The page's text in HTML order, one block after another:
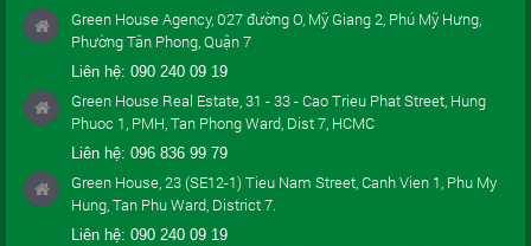
Green House Agency, 027 đường O, Mỹ Giang 2, Phú Mỹ Hưng,
Phường Tân Phong, Quận 7
Liên hệ: 090 240 09 19
Green House Real Estate, 31 - 33 - Cao Trieu Phat Street, Hung
Phuoc 1, PMH, Tan Phong Ward, Dist 7, HCMC
Liên hệ: 096 836 99 79
Green House, 23 (SE12-1) Tieu Nam Street, Canh Vien 1, Phu My
Hung, Tan Phu Ward, District 7.
Liên hệ: 090 240 09 19